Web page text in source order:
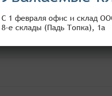
магазин представляет
С 1 февраля офис и склад
8-е склады (Падь Топка), 1а